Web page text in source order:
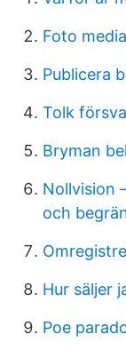
Foto
Publicera
Tolk
Bryman
Nollvision
och
Hur säljer
Poe